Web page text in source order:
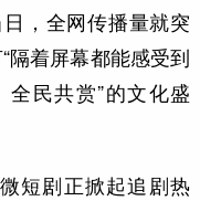
，全网传播量就突
隔着屏幕都能感受到
全民共赏”的文化盛
短剧正掀起追剧热